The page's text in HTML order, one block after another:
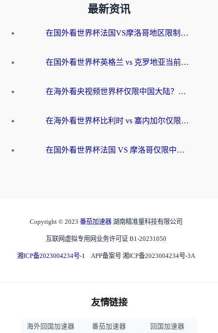
最新资讯
在国外看世界杯法国VS摩洛哥地区限制？这篇指南让你流畅看中文解说无压力
在国外看世界杯英格兰 vs 克罗地亚当前地区不可播放？这篇指南帮你搞定所有海外观赛难题
在海外看央视频世界杯仅限中国大陆？这篇指南帮你解锁中文解说+无卡顿直播
在海外看世界杯比利时 vs 塞内加尔仅限中国大陆？我找到了最流畅的中文解说之路
在国外看世界杯法国 VS 摩洛哥仅限中国大陆？海外党这样看中文解说赛事不卡顿
Copyright © 2023 番茄加速器 湖南精准量科技有限公司
互联网虚拟专用网业务许可证 B1-20231050
湘ICP备2023004234号-1 APP备案号 湘ICP备2023004234号-3A
友情链接
海外回国加速器 番茄加速器 回国加速器